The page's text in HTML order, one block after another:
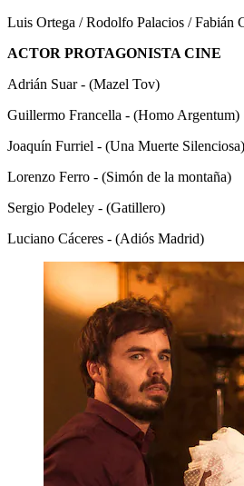
Luis Ortega / Rodolfo Palacios / Fabián
ACTOR PROTAGONISTA CINE
Adrián Suar - (Mazel Tov)
Guillermo Francella - (Homo Argentum)
Joaquín Furriel - (Una Muerte Silenciosa)
Lorenzo Ferro - (Simón de la montaña)
Sergio Podeley - (Gatillero)
Luciano Cáceres - (Adiós Madrid)